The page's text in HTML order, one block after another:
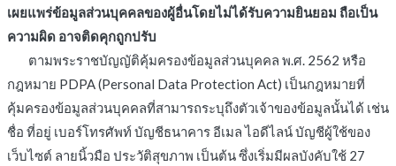
เผยแพร่ข้อมูลส่วนบุคคลของผู้อื่นโดยไม่ได้รับความยินยอม ถือเป็น
ความผิด อาจติดคุกถูกปรับ
ตามพระราชบัญญัติคุ้มครองข้อมูลส่วนบุคคล พ.ศ. 2562 หรือ
กฎหมาย PDPA (Personal Data Protection Act) เป็นกฎหมายที่
คุ้มครองข้อมูลส่วนบุคคลที่สามารถระบุถึงตัวเจ้าของข้อมูลนั้นได้ เช่น
ชื่อ ที่อยู่ เบอร์โทรศัพท์ บัญชีธนาคาร อีเมล ไอดีไลน์ บัญชีผู้ใช้ของ
เว็บไซต์ ลายนิ้วมือ ประวัติสุขภาพ เป็นต้น ซึ่งเริ่มมีผลบังคับใช้ 27